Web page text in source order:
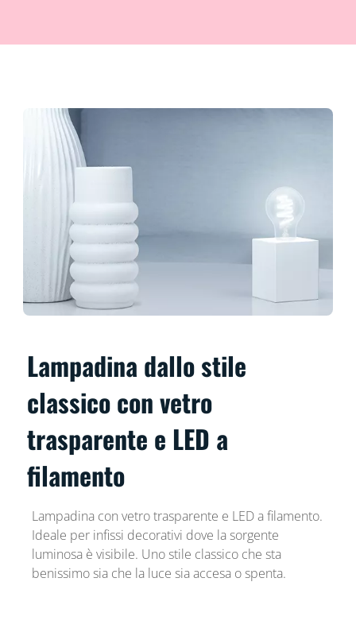
Lampadina dallo stile
classico con vetro
trasparente e LED a
filamento
Lampadina con vetro trasparente e LED a filamento.
Ideale per infissi decorativi dove la sorgente
luminosa è visibile. Uno stile classico che sta
benissimo sia che la luce sia accesa o spenta.